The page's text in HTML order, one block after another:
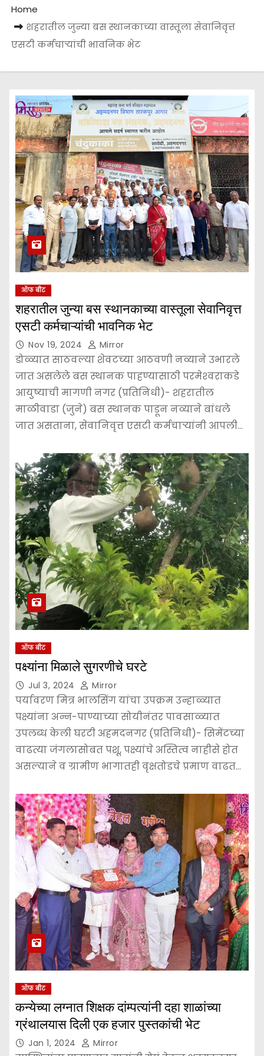
Home
शहरातील जुन्या बस स्थानकाच्या वास्तूला सेवानिवृत्त
एसटी कर्मचाऱ्यांची भावनिक भेट
ऑफ बीट
शहरातील जुन्या बस स्थानकाच्या वास्तूला सेवानिवृत्त
एसटी कर्मचाऱ्यांची भावनिक भेट
Nov 19, 2024 Mirror
डोळ्यात साठवल्या शेवटच्या आठवणी नव्याने उभारले
जात असलेले बस स्थानक पाहण्यासाठी परमेश्‍वराकडे
आयुष्याची मागणी नगर (प्रतिनिधी)- शहरातील
माळीवाडा (जुने) बस स्थानक पाडून नव्याने बांधले
जात असताना, सेवानिवृत्त एसटी कर्मचाऱ्यांनी आपली…
ऑफ बीट
पक्ष्यांना मिळाले सुगरणीचे घरटे
Jul 3, 2024 Mirror
पर्यावरण मित्र भालसिंग यांचा उपक्रम उन्हाळ्यात
पक्ष्यांना अन्न-पाण्याच्या सोयीनंतर पावसाळ्यात
उपलब्ध केली घरटी अहमदनगर (प्रतिनिधी)- सिमेंटच्या
वाढत्या जंगलासोबत पशू, पक्ष्यांचे अस्तित्व नाहीसे होत
असल्याने व ग्रामीण भागातही वृक्षतोडचे प्रमाण वाढत…
ऑफ बीट
कन्येच्या लग्नात शिक्षक दांम्पत्यांनी दहा शाळांच्या
ग्रंथालयास दिली एक हजार पुस्तकांची भेट
Jan 1, 2024 Mirror